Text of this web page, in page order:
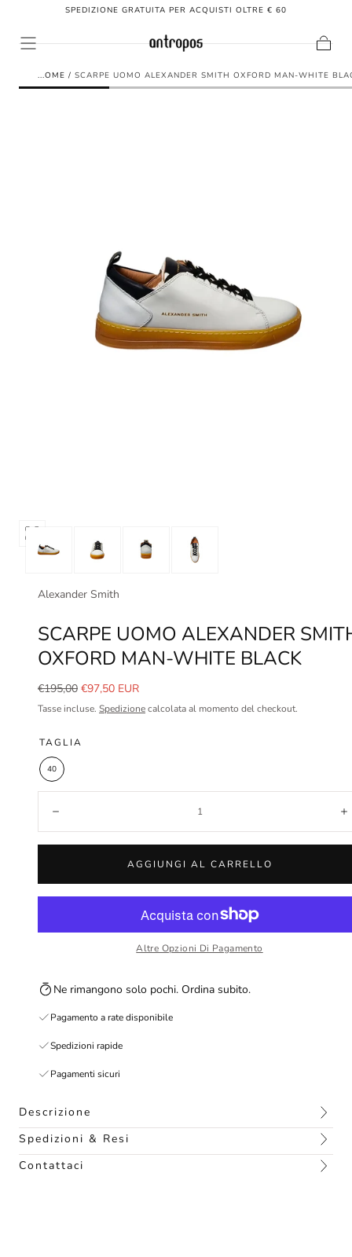
SPEDIZIONE GRATUITA PER ACQUISTI OLTRE € 60
media
in
HOME / SCARPE UOMO ALEXANDER SMITH OXFORD MAN-WHITE
Alexander Smith
SCARPE UOMO ALEXANDER
OXFORD MAN-WHITE BLACK
Prezzo
normale
€195,00 Prezzo
in
€97,50 EUR
Tasse incluse. Spedizionecalcolata al momento del checkout.
TAGLIA
40
AGGIUNGI AL CARRELLO
Altre Opzioni Di Pagamento
Ne rimangono solo pochi. Ordina subito.
Pagamento a rate disponibile
Spedizioni rapide
Pagamenti sicuri
Descrizione
Spedizioni & Resi
Contattaci